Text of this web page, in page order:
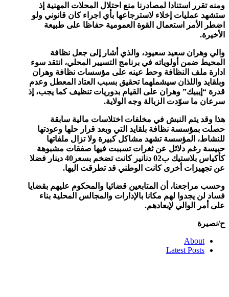
ومنه تقرر استنادا لمصادرنا منع احتلال المحلات المهنية إذ
ستشهد عمليات إخلاء لاسترجاعها بأي اجراء كان قانوني ولو
اضطر الأمر استعمال القوة العمومية حفاظا على طبيعة
الأخيرة.
والي وهران سعيد سعيود، والذي أشار إلى جعل نظافة
المحيط ضمن أولوياته في برنامج التسيير المحلي، انتقد سوء
ادارة ملف النظافة وحط عينه على مؤسسات نظافة وهران
وبلقايد واللذان سيشملهما تحقيق بسبب العتاد المعطل وعدم
قدرة “إيبيك” وهران على القيام بدوريات تنظيف كما يجب، إذ
سرعان ما سوّدت الزبالة وجه الولاية.
هذا وقد يتم النبش في مخلفات اختلاسات مالية سابقة
حصلت بمؤسسة نظافة بلقايد التي وبعد قرار حلها وعودتها
للنشاط، المؤسسة تشهد مشاكل كبيرة ولا تزال ملفاتها
حبيسة رغم دلائل عن ثغرات تسببت فيها صفقات مشبوهة
كأكياس بلاستيك ب02 دنانير كانت تضخم بسعر40 دينار فضلا
عن تجهيزات أخرى كانت الوطني قد تطرقت اليها.
وحسب مراجعنا، أن المتابعين قضائيا والمحكوم عليهم بقضايا
فساد لن يجدوا لهم مكانا بالإدارات والمجالس المحلية بناء
على أمر الوالي لإبعادهم.
ح/نصيرة
About
Latest Posts